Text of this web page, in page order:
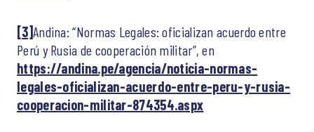
[3]Andina: “Normas Legales: oficializan acuerdo entre
Perú y Rusia de cooperación militar”, en
https://andina.pe/agencia/noticia-normas-
legales-oficializan-acuerdo-entre-peru-y-rusia-
cooperacion-militar-874354.aspx